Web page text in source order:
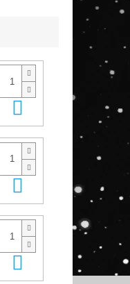
Kosárba
Kosárba
Kosárba